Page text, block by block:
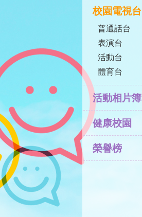
校園電視台
普通話台
表演台
活動台
體育台
活動相片簿
健康校園
榮譽榜